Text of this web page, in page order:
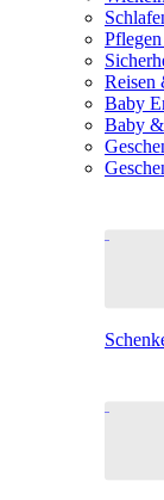
Reisen
Baby
Baby